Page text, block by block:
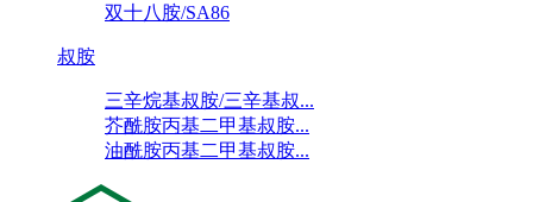
双十八胺/SA86
叔胺
三辛烷基叔胺/三辛基叔...
芥酰胺丙基二甲基叔胺...
油酰胺丙基二甲基叔胺...